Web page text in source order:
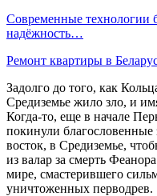
Современные технологии
надёжность…
Ремонт квартиры в
Задолго до того, как
Средиземье жило зло, и
Когда-то, еще в начале
покинули
восток, в Средиземье,
из валар за смерть
мире, смастерившего
уничтоженных перводрев.